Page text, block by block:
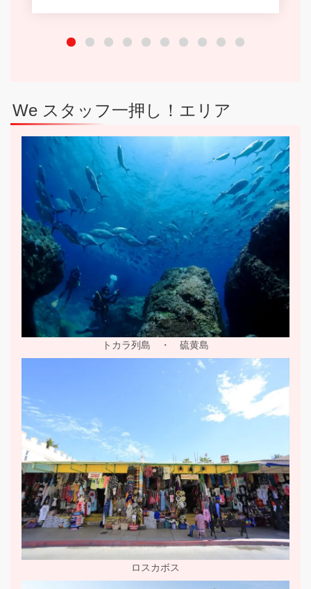
We スタッフ一押し！エリア
トカラ列島 ・ 硫黄島
ロスカボス